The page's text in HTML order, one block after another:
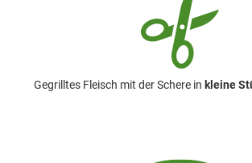
Gegrilltes Fleisch mit derSchere in kleine